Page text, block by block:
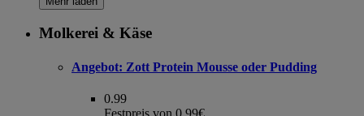
Molkerei & Käse
Angebot: Zott Protein Mousse oder Pudding
0.99
Festpreis von 0.99€